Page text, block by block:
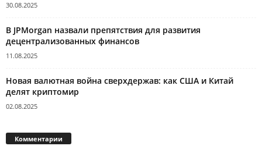
30.08.2025
В JPMorgan назвали препятствия для развития
децентрализованных финансов
11.08.2025
Новая валютная война сверхдержав: как США и Китай
делят криптомир
02.08.2025
Комментарии